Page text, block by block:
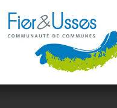
Aller à la recherche